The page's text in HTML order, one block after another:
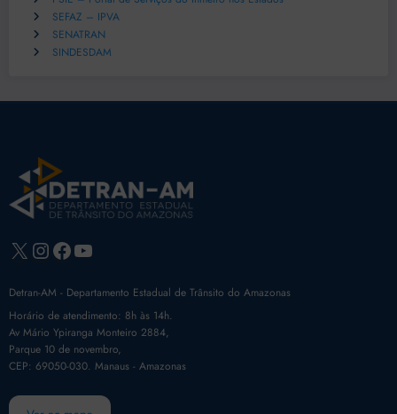
SEFAZ – IPVA
SENATRAN
SINDESDAM
X Instagram
Facebook
Youtube
Detran-AM - Departamento Estadual de Trânsito do Amazonas
Horário de atendimento: 8h às 14h.
Av Mário Ypiranga Monteiro 2884,
Parque 10 de novembro,
CEP: 69050-030. Manaus - Amazonas